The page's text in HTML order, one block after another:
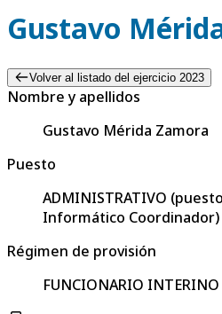
Gustavo
Volver al listado del ejercicio 2023
Nombre y apellidos
Gustavo Mérida Zamora
Puesto
ADMINISTRATIVO
Informático Coordinador)
Régimen de provisión
FUNCIONARIO INTERINO